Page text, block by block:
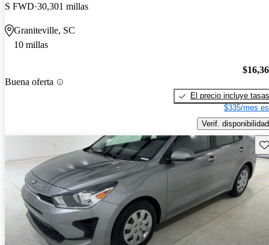
S FWD 30,301 millas
Graniteville, SC
10 millas
Buena oferta
El precio incluye tasas
$335/mes
Verif. disponibilidad